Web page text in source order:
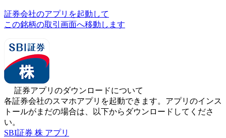
証券会社のアプリを起動して
この銘柄の取引画面へ移動します
証券アプリのダウンロードについて
各証券会社のスマホアプリを起動できます。アプリのインス
トールがまだの場合は、以下からダウンロードしてくださ
い。
SBI証券 株 アプリ